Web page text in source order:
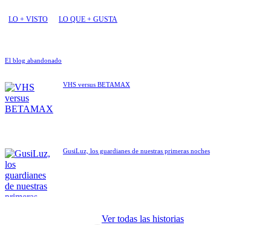
LO + VISTO LO QUE + GUSTA
El blog abandonado
VHS versus BETAMAX
GusiLuz, los guardianes de nuestras primeras noches
extraterrestre
Ver todas las historias